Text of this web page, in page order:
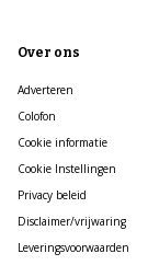
Over ons
Adverteren
Colofon
Cookie informatie
Cookie Instellingen
Privacy beleid
Disclaimer/vrijwaring
Leveringsvoorwaarden